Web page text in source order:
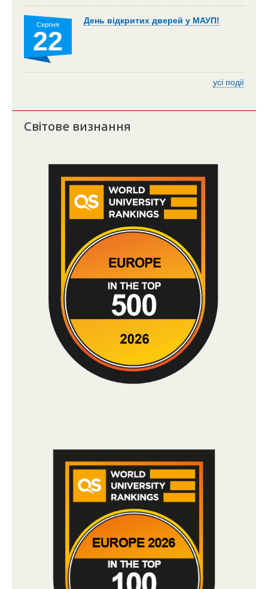
Серпня
22
День відкритих дверей у МАУП!
усі події
Світове визнання